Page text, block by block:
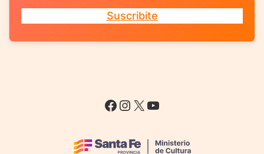
Suscribite
Facebook
Instagram
X YouTube